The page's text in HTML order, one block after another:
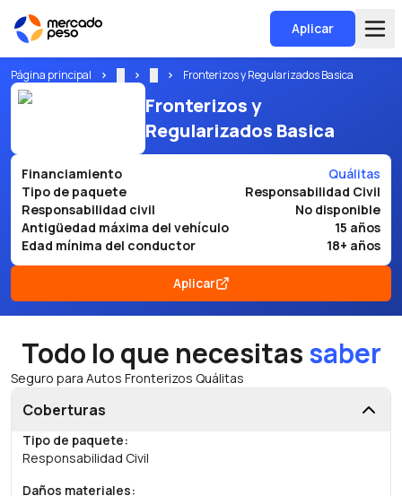
Aplicar
Página principal Fronterizos y Regularizados Basica
Fronterizos y
Regularizados Basica
Financiamiento
Quálitas
Tipo de paquete
Responsabilidad Civil
Responsabilidad civil
No disponible
Antigüedad máxima del vehículo
15 años
Edad mínima del conductor
18+ años
Aplicar
Todo lo que necesitassaber
Seguro para Autos Fronterizos Quálitas
Coberturas
Tipo de paquete:
Responsabilidad Civil
Daños materiales: